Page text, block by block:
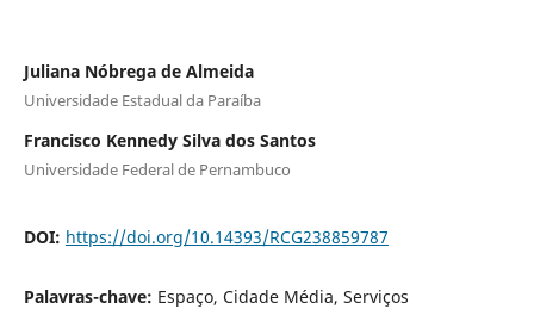
Juliana Nóbrega de Almeida
Universidade Estadual da Paraíba
Francisco Kennedy Silva dos Santos
Universidade Federal de Pernambuco
DOI: https://doi.org/10.14393/RCG238859787
Palavras-chave: Espaço, Cidade Média, Serviços